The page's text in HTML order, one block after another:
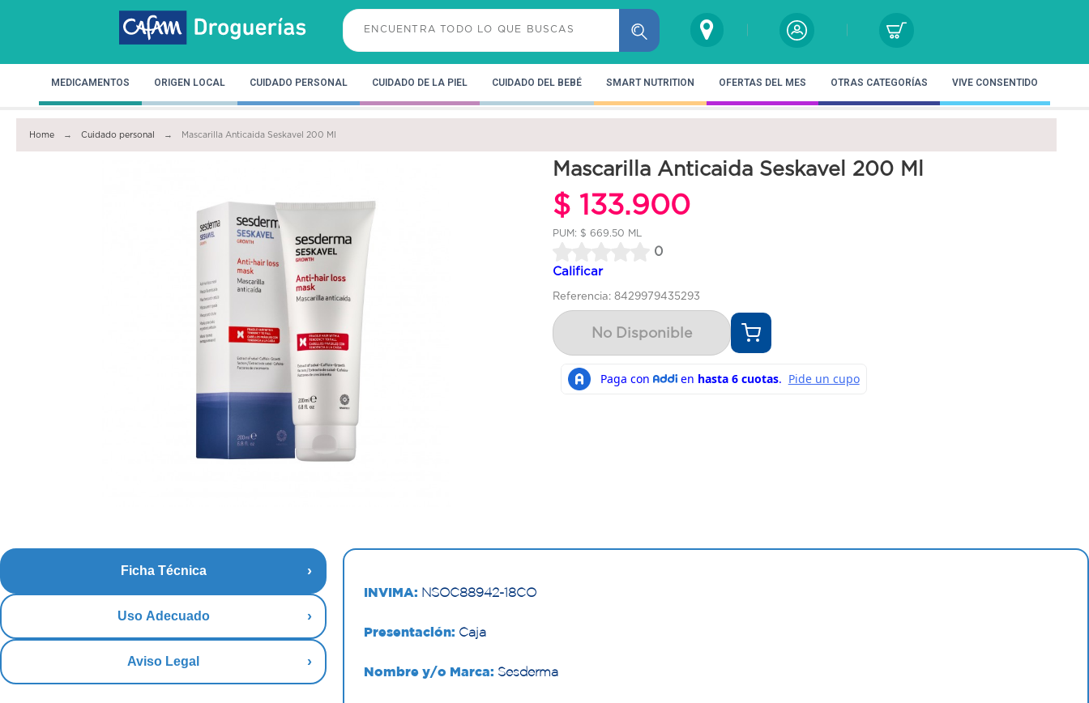
MEDICAMENTOS ORIGEN LOCAL CUIDADO PERSONAL CUIDADO DE LA PIEL CUIDADO DEL BEBÉ SMART NUTRITION OFERTAS DEL MES OTRAS CATEGORÍAS VIVE CONSENTIDO
Home Cuidado personal Mascarilla Anticaida Seskavel 200 Ml
Mascarilla Anticaida Seskavel 200 Ml
$ 133.900
PUM: $ 669.50 ML
0
Calificar
Referencia: 8429979435293
No Disponible
Ficha Técnica
Uso Adecuado
Aviso Legal
INVIMA: NSOC88942-18CO
Presentación: Caja
Nombre y/o Marca: Sesderma